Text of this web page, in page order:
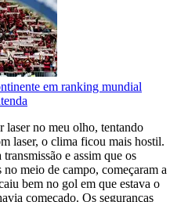
em ranking mundial
laser no meu olho, tentando
laser, o clima ficou mais hostil.
e assim que os
meio de campo, começaram a
bem no gol em que estava o
começado. Os seguranças